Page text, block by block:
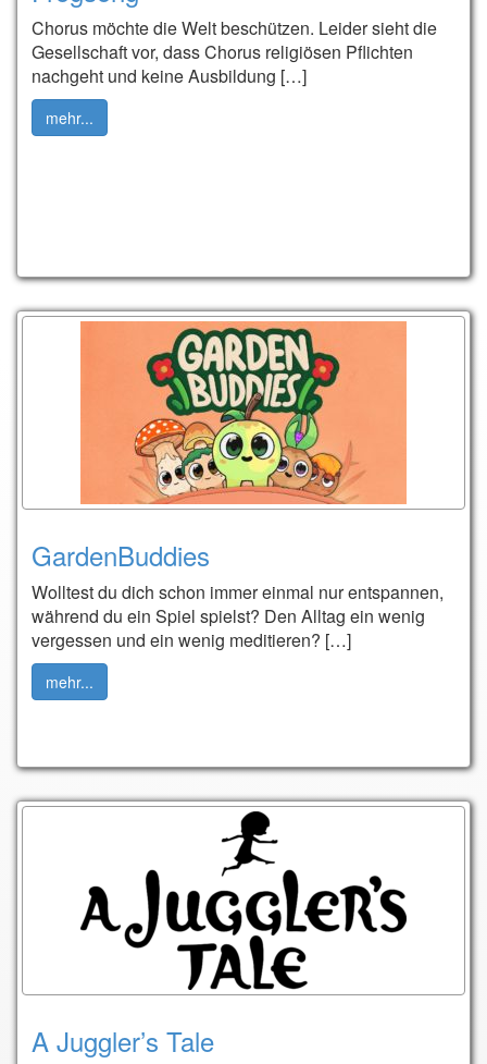
Chorus möchte die Welt beschützen. Leider sieht die
Gesellschaft vor, dass Chorus religiösen Pflichten
nachgeht und keine Ausbildung […]
mehr...
GardenBuddies
Wolltest du dich schon immer einmal nur entspannen,
während du ein Spiel spielst? Den Alltag ein wenig
vergessen und ein wenig meditieren? […]
mehr...
A Juggler’s Tale